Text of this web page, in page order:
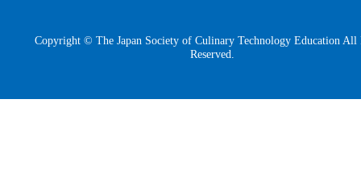
Copyright © The Japan Society of Culinary Technology Education All
Reserved.